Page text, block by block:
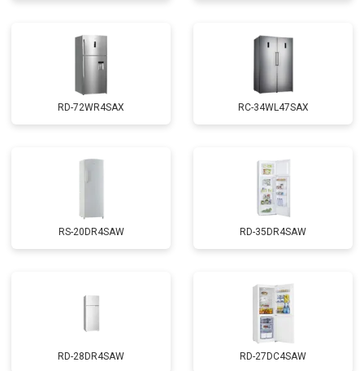
RD-72WR4SAX RС-34WL47SAX
RS-20DR4SAW RD-35DR4SAW
RD-28DR4SAW RD-27DC4SAW